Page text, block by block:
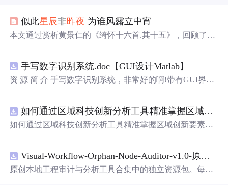
似此星辰非昨夜 为谁风露立中宵
本文通过赏析黄景仁的《绮怀十六首.其十五》，回顾了一
祝福朋友生日快乐。
手写数字识别系统.doc【GUI设计Matlab】
资 源 简 介 手写数字识别系统，非常好的啊!带有GUI界
带有直观的图形用户界面（GUI），非常容易使用。你只
需要将手写数字输入系统，它将立即给出准确的识别结
是一个非常方便和实用的工具，你一定会喜欢它的！
如何通过区域科技创新分析工具精准掌握区域创新要素分布与产业链融合现状？.docx
如何通过区域科技创新分析工具精准掌握区域创新要素分
Visual-Workflow-Orphan-Node-Auditor-v1.0-原创源码与文档.zip
原创本地工程审计与分析工具合集中的独立资源包。每个